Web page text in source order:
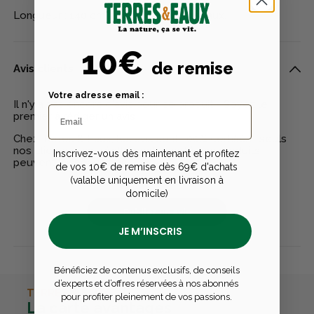
Longueur : 140 cm. Coloris : camo roseaux.
Avis clients
Il n'y a pas encore d'avis pour ce produit - Soyez le
premier à rédiger un avis
Chez Terres & Eaux, les avis sont 100% certifiés : seuls
nos clients ayant réellement acheté nos produits
peuvent laisser un avis
Publier un avis
TERRES & EAUX
La carte avantages
10€ de remise
Votre adresse email :
Inscrivez-vous dès maintenant et profitez
de vos 10€ de remise dès 69€ d'achats
(valable uniquement en livraison à
domicile)
JE M’INSCRIS
Bénéficiez de contenus exclusifs, de conseils
d’experts et d’offres réservées à nos abonnés
pour profiter pleinement de vos passions.